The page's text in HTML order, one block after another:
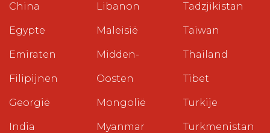
China
Egypte
Emiraten
Filipijnen
Georgië
India
Libanon
Maleisië
Midden-
Oosten
Mongolië
Myanmar
Tadzjikistan
Taiwan
Thailand
Tibet
Turkije
Turkmenistan